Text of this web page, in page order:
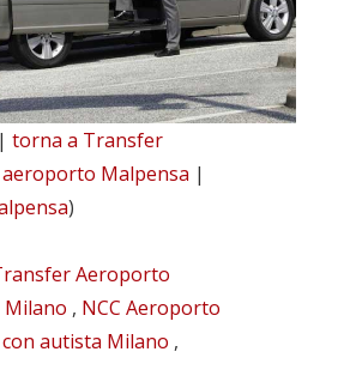
| torna a Transfer
Malpensa |
)
Aeroporto
, NCC Aeroporto
autista Milano ,